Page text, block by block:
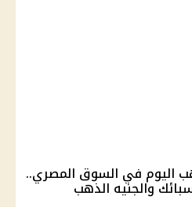
اليوم في السوق المصري..
والجنيه الذهب